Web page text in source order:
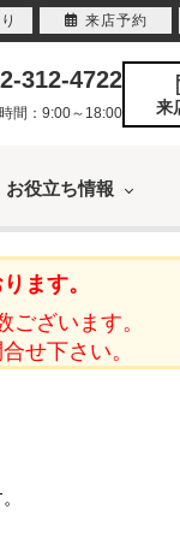
312-4722
間：9:00～18:00 来
お役立ち情報
ます。
ざいます。
せ下さい。
来店予約